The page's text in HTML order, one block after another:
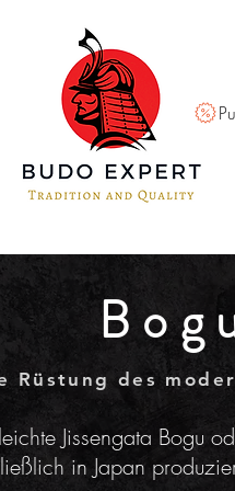
Rüstung des
Jissengata Bogu
in Japan